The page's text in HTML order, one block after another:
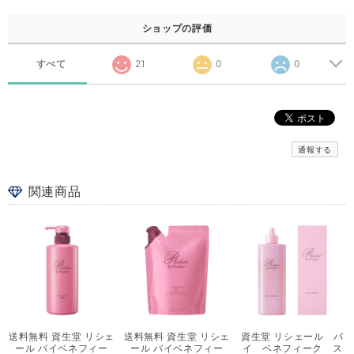
ショップの評価
すべて 21 0 0
通報する
関連商品
送料無料 資生堂 リシェ
ール バイベネフィー
送料無料 資生堂 リシェ
ール バイベネフィー
資生堂 リシェール バ
イ ベネフィーク ス